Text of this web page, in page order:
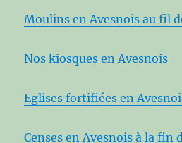
Moulins en Avesnois au fil
Nos kiosques en Avesnois
Eglises fortifiées en
Censes en Avesnois à la fin